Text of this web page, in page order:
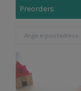
Preorders